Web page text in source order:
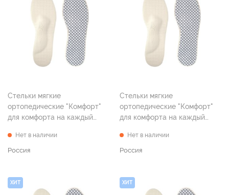
Стельки мягкие
ортопедические "Комфорт"
для комфорта на каждый
Нет в наличии
Россия
Стельки мягкие
ортопедические "Комфорт"
для комфорта на каждый
Нет в наличии
Россия
ХИТ ХИТ